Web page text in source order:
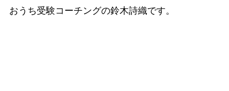
おうち受験コーチングの鈴木詩織です。